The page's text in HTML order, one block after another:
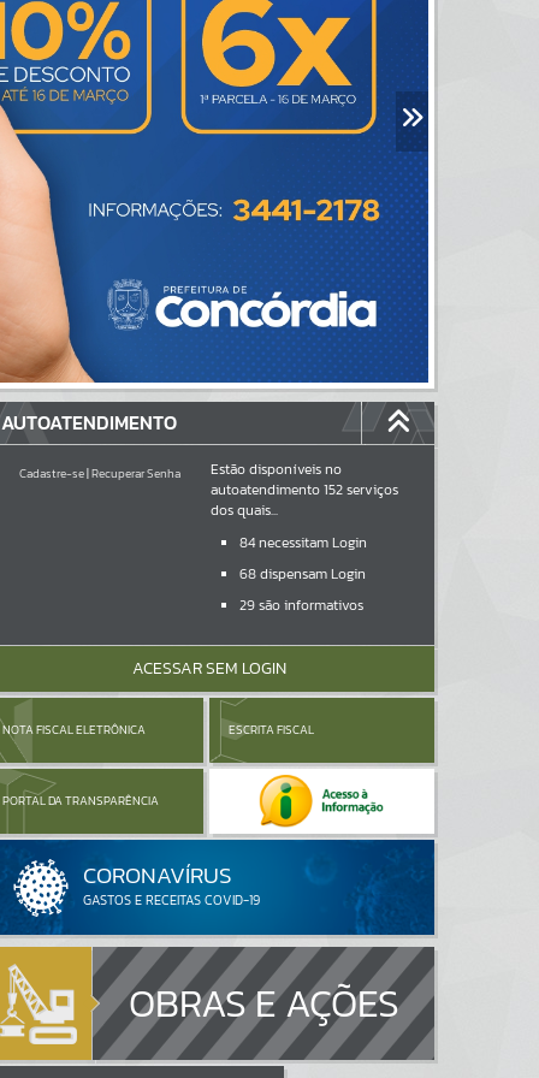
AUTOATENDIMENTO
Cadastre-se|Recuperar Senha
Estão disponíveis no
autoatendimento152serviços
dos quais...
84necessitam Login
68dispensam Login
29são informativos
ACESSAR SEM LOGIN
NOTA FISCAL ELETRÔNICA ESCRITA FISCAL
PORTAL DA TRANSPARÊNCIA
OBRAS E AÇÕES